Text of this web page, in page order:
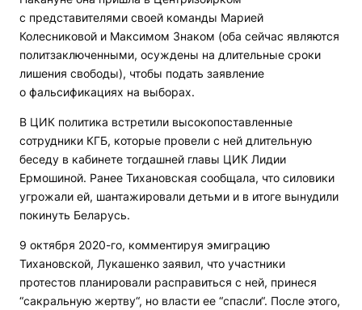
с представителями своей команды Марией
Колесниковой и Максимом Знаком (оба сейчас являются
политзаключенными, осуждены на длительные сроки
лишения свободы), чтобы подать заявление
о фальсификациях на выборах.
В ЦИК политика встретили высокопоставленные
сотрудники КГБ, которые провели с ней длительную
беседу в кабинете тогдашней главы ЦИК Лидии
Ермошиной. Ранее Тихановская сообщала, что силовики
угрожали ей, шантажировали детьми и в итоге вынудили
покинуть Беларусь.
9 октября 2020-го, комментируя эмиграцию
Тихановской, Лукашенко заявил, что участники
протестов планировали расправиться с ней, принеся
“сакральную жертву“, но власти ее “спасли“. После этого,